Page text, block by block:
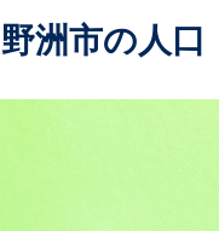
野洲市の人口